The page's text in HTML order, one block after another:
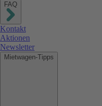
FAQ
Kontakt
Aktionen
Newsletter
Mietwagen-Tipps